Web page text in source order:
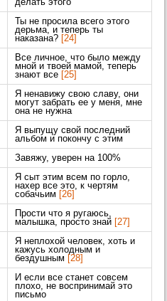
делать этого
Ты не просила всего этого
дерьма, и теперь ты
наказана? [24]
Все личное, что было между
мной и твоей мамой, теперь
знают все [25]
Я ненавижу свою славу, они
могут забрать ее у меня, мне
она не нужна
Я выпущу свой последний
альбом и покончу с этим
Завяжу, уверен на 100%
Я сыт этим всем по горло,
нахер все это, к чертям
собачьим
[26]
Прости что я ругаюсь,
малышка, просто знай [27]
Я неплохой человек, хоть и
кажусь холодным и
бездушным
[28]
И если все станет совсем
плохо, не воспринимай это
письмо